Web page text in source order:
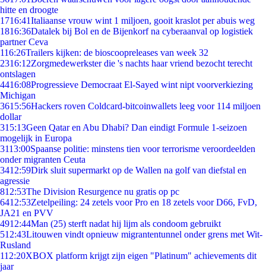
hitte en droogte
1716:41Italiaanse vrouw wint 1 miljoen, gooit kraslot per abuis weg
1816:36Datalek bij Bol en de Bijenkorf na cyberaanval op logistiek
partner Ceva
116:26Trailers kijken: de bioscoopreleases van week 32
2316:12Zorgmedewerkster die 's nachts haar vriend bezocht terecht
ontslagen
4416:08Progressieve Democraat El-Sayed wint nipt voorverkiezing
Michigan
3615:56Hackers roven Coldcard-bitcoinwallets leeg voor 114 miljoen
dollar
315:13Geen Qatar en Abu Dhabi? Dan eindigt Formule 1-seizoen
mogelijk in Europa
3113:00Spaanse politie: minstens tien voor terrorisme veroordeelden
onder migranten Ceuta
3412:59Dirk sluit supermarkt op de Wallen na golf van diefstal en
agressie
812:53The Division Resurgence nu gratis op pc
6412:53Zetelpeiling: 24 zetels voor Pro en 18 zetels voor D66, FvD,
JA21 en PVV
4912:44Man (25) sterft nadat hij lijm als condoom gebruikt
512:43Litouwen vindt opnieuw migrantentunnel onder grens met Wit-
Rusland
112:20XBOX platform krijgt zijn eigen "Platinum" achievements dit
jaar